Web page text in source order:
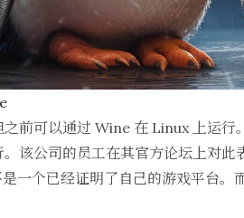
前可以通过 Wine 在 Linux 上运行
该公司的员工在其官方论坛上对
一个已经证明了自己的游戏平台。